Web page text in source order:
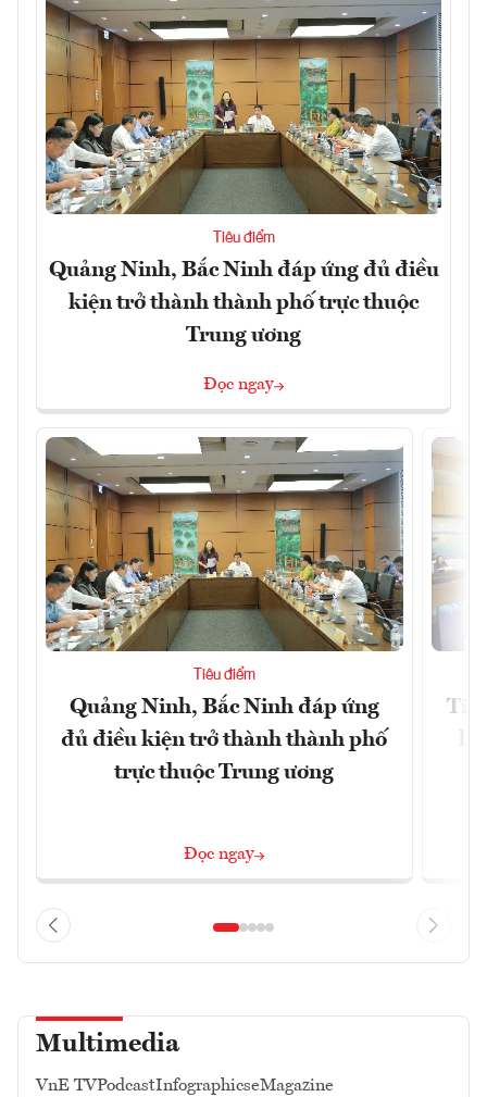
Tiêu điểm
Quảng Ninh, Bắc Ninh đáp ứng đủ điều
kiện trở thành thành phố trực thuộc
Trung ương
Đọc ngay
Tiêu điểm
Quảng Ninh, Bắc Ninh đáp ứng
đủ điều kiện trở thành thành phố
trực thuộc Trung ương
Đọc ngay
Multimedia
VnE TVPodcastInfographicseMagazine